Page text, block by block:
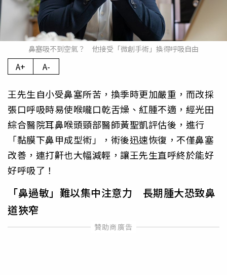
鼻塞吸不到空氣？ 他接受「微創手術」換得呼吸自由
A+ A-
王先生自小受鼻塞所苦，換季時更加嚴重，而改採
張口呼吸時易使喉嚨口乾舌燥、紅腫不適，經光田
綜合醫院耳鼻喉頭頸部醫師黃聖凱評估後，進行
「黏膜下鼻甲成型術」，術後迅速恢復，不僅鼻塞
改善，連打鼾也大幅減輕，讓王先生直呼終於能好
好呼吸了！
「鼻過敏」難以集中注意力 長期腫大恐致鼻
道狹窄